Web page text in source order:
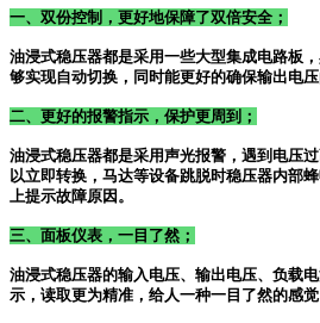
一、双份控制，更好地保障了双倍安全；
油浸式稳压器都是采用一些大型集成电路板
够实现自动切换，同时能更好的确保输出电压
二、更好的报警指示，保护更周到；
油浸式稳压器都是采用声光报警，遇到电压
以立即转换，马达等设备跳脱时稳压器内部
上提示故障原因。
三、面板仪表，一目了然；
油浸式稳压器的输入电压、输出电压、负载
示，读取更为精准，给人一种一目了然的感觉